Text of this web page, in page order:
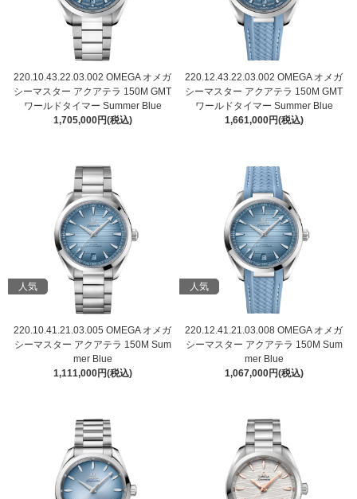
220.10.43.22.03.002 OMEGA オメガ
シーマスター アクアテラ 150M GMT
ワールドタイマー Summer Blue
1,705,000円(税込)
220.12.43.22.03.002 OMEGA オメガ
シーマスター アクアテラ 150M GMT
ワールドタイマー Summer Blue
1,661,000円(税込)
人気
220.10.41.21.03.005 OMEGA オメガ
シーマスター アクアテラ 150M Sum
mer Blue
1,111,000円(税込)
人気
220.12.41.21.03.008 OMEGA オメガ
シーマスター アクアテラ 150M Sum
mer Blue
1,067,000円(税込)